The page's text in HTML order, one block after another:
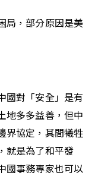
局，部分原因是美
國對「安全」是有
地多多益善，但中
界協定，其間犧牲
就是為了和平發
國事務專家也可以